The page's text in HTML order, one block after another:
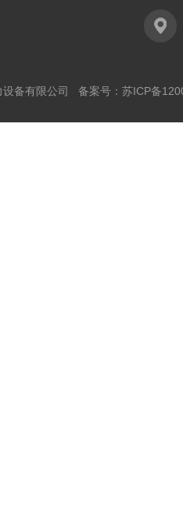
备有限公司 备案号： 苏ICP备